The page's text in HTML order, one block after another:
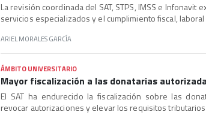
La revisión coordinada del SAT, STPS, IMSS e Infonavit
servicios especializados y el cumplimiento fiscal, laboral
ARIEL MORALES GARCÍA
ÁMBITO UNIVERSITARIO
Mayor fiscalización a las donatarias
El SAT ha endurecido la fiscalización sobre las
revocar autorizaciones y elevar los requisitos